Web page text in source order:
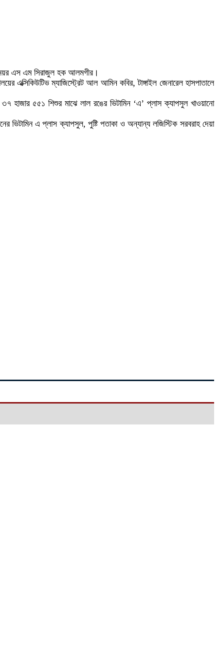
মেয়র এস এম সিরাজুল হক আলমগীর।
এক্সিকিউটিভ ম্যাজিস্ট্রেট আল আমিন কবির, টাঙ্গাইল জেনারেল হাসপাতালে
হাজার ৫৫১ শিশুর মাঝে লাল রঙের ভিটামিন ‘এ’ প্লাস ক্যাপসুল খাওয়ানো
ভিটামিন এ প্লাস ক্যাপসুল, পুষ্টি পতাকা ও অন্যান্য লজিস্টিক সরবরাহ দেয়া